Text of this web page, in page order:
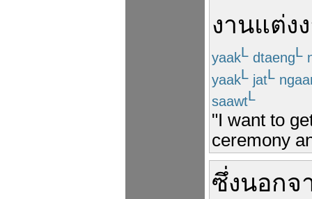
งานแต่ง
yaakL dtaengL
yaakL jatL
saawtL
"I want to
ceremony
ซึ่งนอกจ